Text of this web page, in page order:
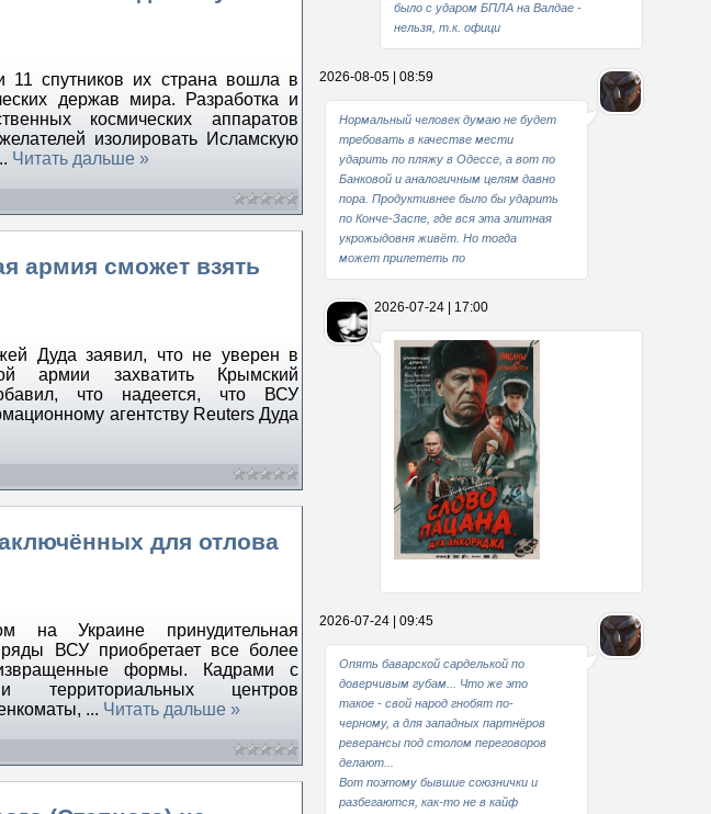
11 спутников их страна вошла в
держав мира. Разработка и
космических аппаратов
изолировать Исламскую
Читать дальше »
армия сможет взять
Дуда заявил, что не уверен в
армии захватить Крымский
что надеется, что ВСУ
агентству Reuters Дуда
для отлова
на Украине принудительная
ВСУ приобретает все более
формы. Кадрами с
территориальных центров
... Читать дальше »
было с ударом БПЛА на Валдае -
нельзя, т.к. офици
2026-08-05 | 08:59
Нормальный человек думаю не будет
требовать в качестве мести
ударить по пляжу в Одессе, а вот по
Банковой и аналогичным целям давно
пора. Продуктивнее было бы ударить
по Конче-Заспе, где вся эта элитная
укрожыдовня живёт. Но тогда
может прилететь по
2026-07-24 | 17:00
2026-07-24 | 09:45
Опять баварской сарделькой по
доверчивым губам... Что же это
такое - свой народ гнобят по-
черному, а для западных партнёров
реверансы под столом переговоров
делают...
Вот поэтому бывшие союзнички и
разбегаются, как-то не в кайф